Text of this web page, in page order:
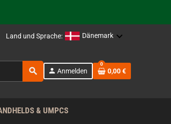
Land und Sprache: Dänemark
search person Anmelden
0
0,00 €
& UMPCS